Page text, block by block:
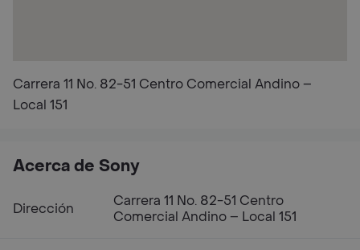
Carrera 11 No. 82-51 Centro Comercial Andino –
Local 151
Acerca de Sony
Dirección
Carrera 11 No. 82-51 Centro
Comercial Andino – Local 151